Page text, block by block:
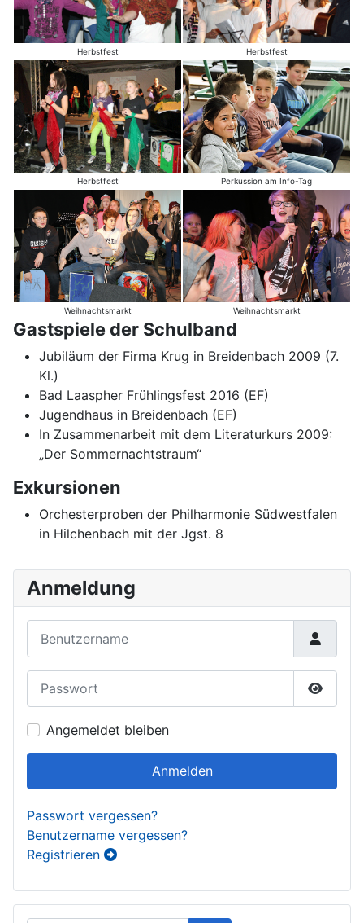
Anmeldung
Angemeldet bleiben
Anmelden
Passwort vergessen?
Benutzername vergessen?
Registrieren
Herbstfest Herbstfest
Herbstfest Perkussion am Info-Tag
Weihnachtsmarkt Weihnachtsmarkt
Gastspiele der Schulband
Jubiläum der Firma Krug in Breidenbach 2009 (7.
Kl.)
Bad Laaspher Frühlingsfest 2016 (EF)
Jugendhaus in Breidenbach (EF)
In Zusammenarbeit mit dem Literaturkurs 2009:
„Der Sommernachtstraum“
Exkursionen
Orchesterproben der Philharmonie Südwestfalen
in Hilchenbach mit der Jgst. 8